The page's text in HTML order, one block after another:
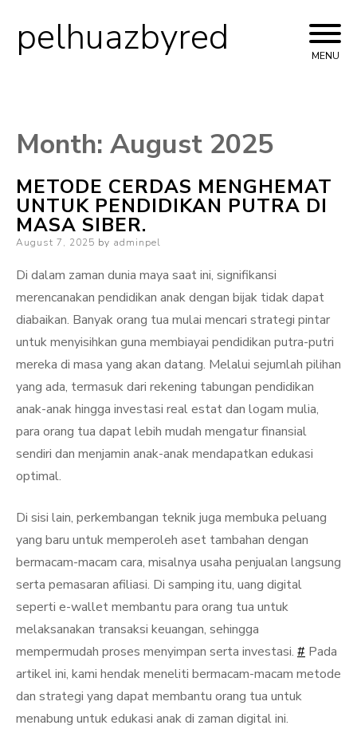
Skip
to
pelhuazbyred MENU
Month: August 2025
METODE CERDAS MENGHEMAT
UNTUK PENDIDIKAN PUTRA DI
MASA SIBER.
Posted
August 7, 2025 by adminpel
Di dalam zaman dunia maya saat ini, signifikansi
merencanakan pendidikan anak dengan bijak tidak dapat
diabaikan. Banyak orang tua mulai mencari strategi pintar
untuk menyisihkan guna membiayai pendidikan putra-putri
mereka di masa yang akan datang. Melalui sejumlah pilihan
yang ada, termasuk dari rekening tabungan pendidikan
anak-anak hingga investasi real estat dan logam mulia,
para orang tua dapat lebih mudah mengatur finansial
sendiri dan menjamin anak-anak mendapatkan edukasi
optimal.
Di sisi lain, perkembangan teknik juga membuka peluang
yang baru untuk memperoleh aset tambahan dengan
bermacam-macam cara, misalnya usaha penjualan langsung
serta pemasaran afiliasi. Di samping itu, uang digital
seperti e-wallet membantu para orang tua untuk
melaksanakan transaksi keuangan, sehingga
mempermudah proses menyimpan serta investasi. # Pada
artikel ini, kami hendak meneliti bermacam-macam metode
dan strategi yang dapat membantu orang tua untuk
menabung untuk edukasi anak di zaman digital ini.